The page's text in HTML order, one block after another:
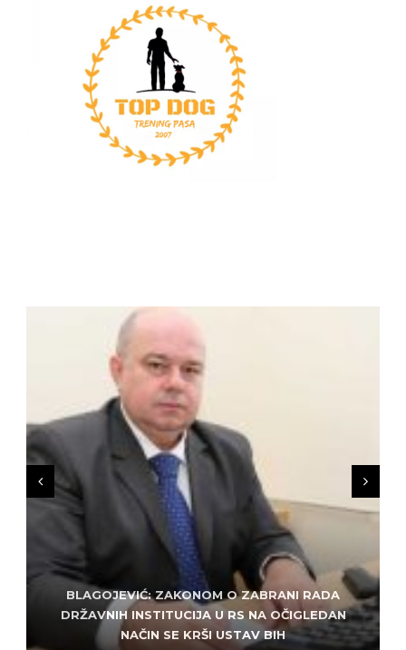
BLAGOJEVIĆ: ZAKONOM O ZABRANI RADA
DRŽAVNIH INSTITUCIJA U RS NA OČIGLEDAN
NAČIN SE KRŠI USTAV BIH
ZLATKO MILETIĆ: DODIK NEMA KUD OD
KRIMINALA, LJUDE IZ REPUBLIEK SRPSKE VUČE U
HAOS
SARAJEVO: ALEM MUDŽELET – ČOVJEK OD
POVJERENJA